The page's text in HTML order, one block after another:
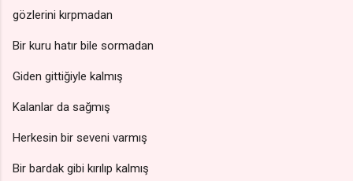
gözlerini kırpmadan
Bir kuru hatır bile sormadan
Giden gittiğiyle kalmış
Kalanlar da sağmış
Herkesin bir seveni varmış
Bir bardak gibi kırılıp kalmış